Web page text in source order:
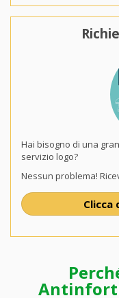
Hai bisogno di una
servizio logo?
Nessun problema!